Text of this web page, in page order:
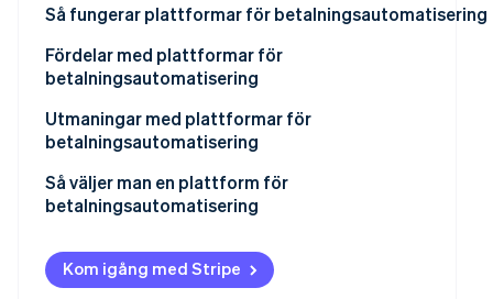
Så fungerar plattformar för betalningsautomatisering
Fördelar med plattformar för
betalningsautomatisering
Utmaningar med plattformar för
betalningsautomatisering
Teknik
Säkerhet och regelefterlevnad
Verksamhet
Så väljer man en plattform för
betalningsautomatisering
Utvärdera viktiga funktioner
Kom igång med Stripe